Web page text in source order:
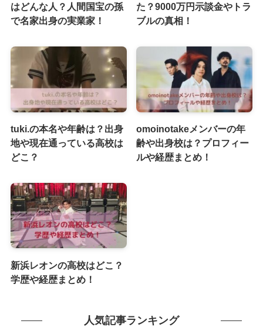
はどんな人？人間国宝の孫
で名家出身の実業家！
た？9000万円示談金やトラ
ブルの真相！
tuki.の本名や年齢は？出身
地や現在通っている高校は
どこ？
omoinotakeメンバーの年
齢や出身校は？プロフィー
ルや経歴まとめ！
新浜レオンの高校はどこ？
学歴や経歴まとめ！
人気記事ランキング